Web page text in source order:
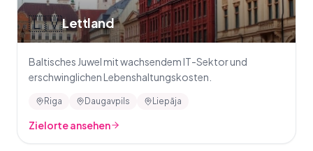
🇱🇻Lettland
Baltisches Juwel mit wachsendem IT-Sektor und
erschwinglichen Lebenshaltungskosten.
Riga Daugavpils Liepāja
Zielorte ansehen